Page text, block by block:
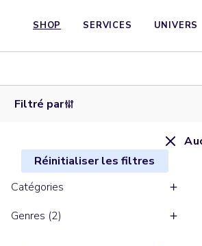
SHOP SERVICES UNIVERS
Filtré par
Réinitialiser les filtres
Catégories
Genres (2)